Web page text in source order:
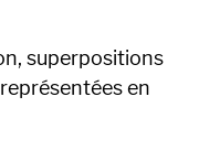
superpositions
en